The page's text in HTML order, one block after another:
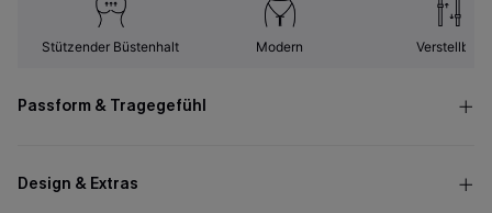
Stützender Büstenhalt Modern Verstellbar
Passform & Tragegefühl
Design & Extras